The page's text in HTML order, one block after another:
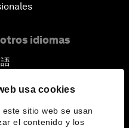
usa cookies
sitio web se usan
el contenido y los
idiomas